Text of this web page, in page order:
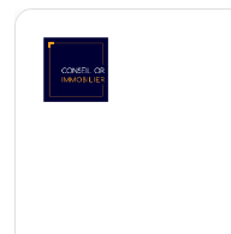
électricité, internet),
rentabilité. Copropriété de 70 lots
principaux.Charges
Aucune procédure en cours. Pour